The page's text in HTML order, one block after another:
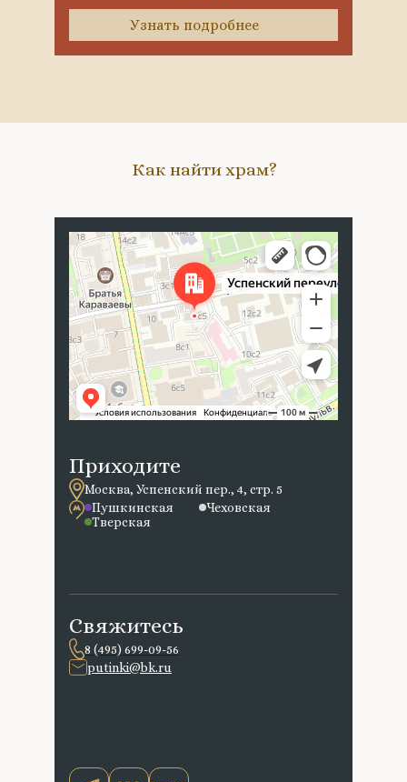
Узнать подробнее
Свяжитесь
8 (495) 699-09-56
putinki@bk.ru
Приходите
Москва, Успенский пер., 4, стр. 5
Пушкинская
Чеховская
Тверская
Как найти храм?
Москва
Успенский переулок, 4с5 — Яндекс Карты